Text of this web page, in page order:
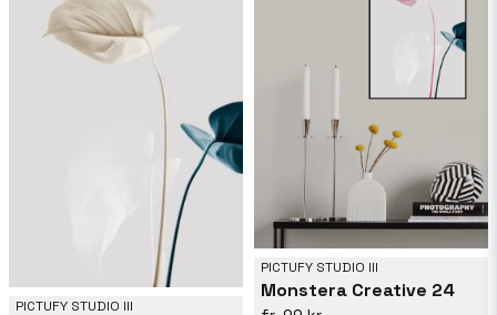
PICTUFY STUDIO III
PICTUFY STUDIO III
Monstera Creative 24